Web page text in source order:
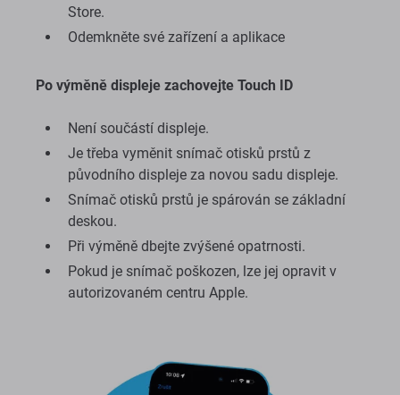
Store.
Odemkněte své zařízení a aplikace
Po výměně displeje zachovejte Touch ID
Není součástí displeje.
Je třeba vyměnit snímač otisků prstů z
původního displeje za novou sadu displeje.
Snímač otisků prstů je spárován se základní
deskou.
Při výměně dbejte zvýšené opatrnosti.
Pokud je snímač poškozen, lze jej opravit v
autorizovaném centru Apple.